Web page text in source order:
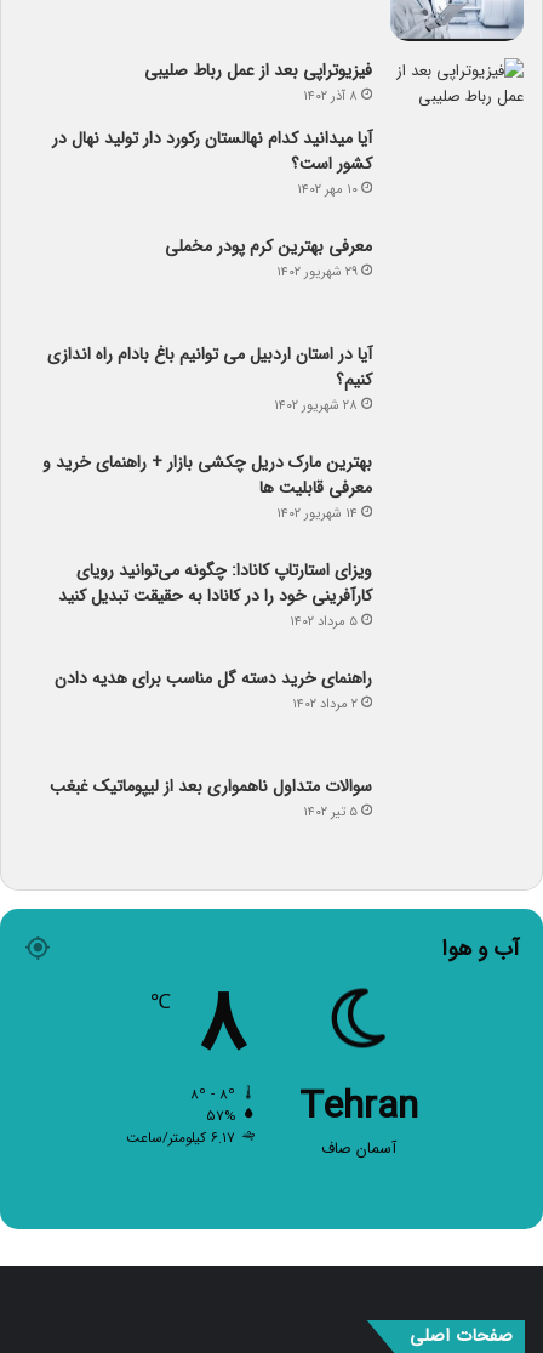
فیزیوتراپی بعد از عمل رباط صلیبی
۸ آذر ۱۴۰۲
آیا می­دانید کدام نهالستان رکورد دار تولید نهال­ در
کشور است؟
۱۰ مهر ۱۴۰۲
۲۹ شهریور ۱۴۰۲
۲۸ شهریور ۱۴۰۲
بهترین مارک دریل چکشی بازار + راهنمای خرید و
معرفی قابلیت ها
ویزای استارتاپ کانادا: چگونه می‌توانید رویای
۵ مرداد ۱۴۰۲
راهنمای خرید دسته گل مناسب برای هدیه دادن
۲ مرداد ۱۴۰۲
سوالات متداول ناهمواری بعد از لیپوماتیک غبغب
۵ تیر ۱۴۰۲
آب و هوا
Tehran
آسمان صاف
۸ ℃
۵۷%
۶.۱۷ کیلومتر/ساعت
صفحات اصلی